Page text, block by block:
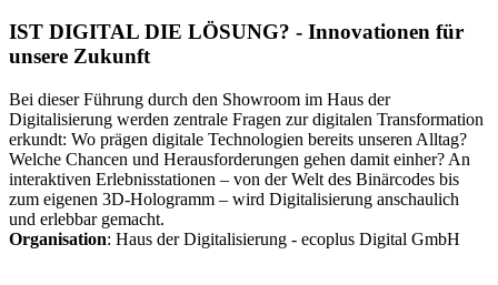
IST DIGITAL DIE LÖSUNG? - Innovationen für
unsere Zukunft
Bei dieser Führung durch den Showroom im Haus der
Digitalisierung werden zentrale Fragen zur digitalen Transformation
erkundt: Wo prägen digitale Technologien bereits unseren Alltag?
Welche Chancen und Herausforderungen gehen damit einher? An
interaktiven Erlebnisstationen – von der Welt des Binärcodes bis
zum eigenen 3D-Hologramm – wird Digitalisierung anschaulich
und erlebbar gemacht.
Organisation: Haus der Digitalisierung - ecoplus Digital GmbH